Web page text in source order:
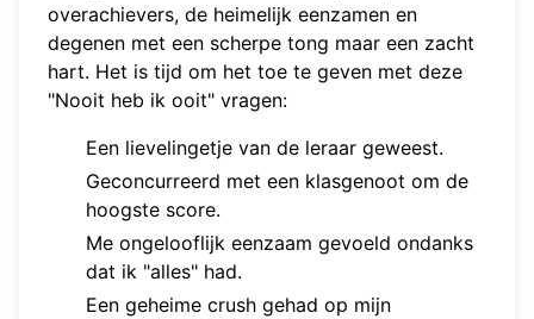
overachievers, de heimelijk eenzamen en
degenen met een scherpe tong maar een zacht
hart. Het is tijd om het toe te geven met deze
"Nooit heb ik ooit" vragen:
Een lievelingetje van de leraar geweest.
Geconcurreerd met een klasgenoot om de
hoogste score.
Me ongelooflijk eenzaam gevoeld ondanks
dat ik "alles" had.
Een geheime crush gehad op mijn